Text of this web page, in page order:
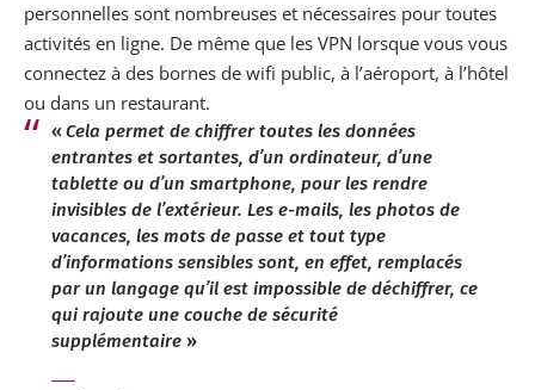
personnelles sont nombreuses et nécessaires pour toutes
activités en ligne. De même que les VPN lorsque vous vous
connectez à des bornes de wifi public, à l’aéroport, à l’hôtel
ou dans un restaurant.
«Cela permet de chiffrer toutes les données
entrantes et sortantes, d’un ordinateur, d’une
tablette ou d’un smartphone, pour les rendre
invisibles de l’extérieur. Les e-mails, les photos de
vacances, les mots de passe et tout type
d’informations sensibles sont, en effet, remplacés
par un langage qu’il est impossible de déchiffrer, ce
qui rajoute une couche de sécurité
supplémentaire»